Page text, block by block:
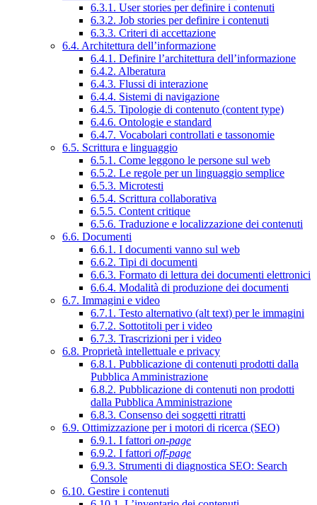
6.3.1. User stories per definire i contenuti
6.3.2. Job stories per definire i contenuti
6.3.3. Criteri di accettazione
6.4. Architettura dell’informazione
6.4.1. Definire l’architettura dell’informazione
6.4.2. Alberatura
6.4.3. Flussi di interazione
6.4.4. Sistemi di navigazione
6.4.5. Tipologie di contenuto (content type)
6.4.6. Ontologie e standard
6.4.7. Vocabolari controllati e tassonomie
6.5. Scrittura e linguaggio
6.5.1. Come leggono le persone sul web
6.5.2. Le regole per un linguaggio semplice
6.5.3. Microtesti
6.5.4. Scrittura collaborativa
6.5.5. Content critique
6.5.6. Traduzione e localizzazione dei contenuti
6.6. Documenti
6.6.1. I documenti vanno sul web
6.6.2. Tipi di documenti
6.6.3. Formato di lettura dei documenti elettronici
6.6.4. Modalità di produzione dei documenti
6.7. Immagini e video
6.7.1. Testo alternativo (alt text) per le immagini
6.7.2. Sottotitoli per i video
6.7.3. Trascrizioni per i video
6.8. Proprietà intellettuale e privacy
6.8.1. Pubblicazione di contenuti prodotti dalla
Pubblica Amministrazione
6.8.2. Pubblicazione di contenuti non prodotti
dalla Pubblica Amministrazione
6.8.3. Consenso dei soggetti ritratti
6.9. Ottimizzazione per i motori di ricerca (SEO)
6.9.1. I fattori on-page
6.9.2. I fattori off-page
6.9.3. Strumenti di diagnostica SEO: Search
Console
6.10. Gestire i contenuti